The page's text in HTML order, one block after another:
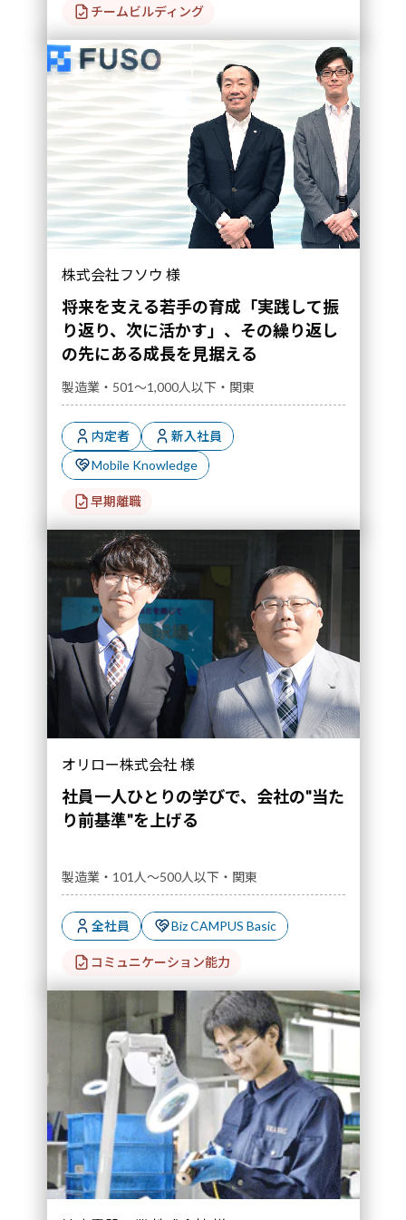
チームビルディング
株式会社フソウ 様
将来を支える若手の育成「実践して振
り返り、次に活かす」、その繰り返し
の先にある成長を見据える
製造業・501～1,000人以下・関東
内定者
新入社員
Mobile Knowledge
早期離職
オリロー株式会社 様
社員一人ひとりの学びで、会社の"当た
り前基準"を上げる
製造業・101人～500人以下・関東
全社員 Biz CAMPUS Basic
コミュニケーション能力